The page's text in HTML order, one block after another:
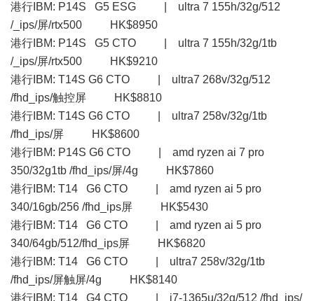
港行IBM: P14S G5 ESG | ultra 7 155h/32g/512
/_ips/屏/rtx500 HK$8950
港行IBM: P14S G5 CTO | ultra 7 155h/32g/1tb
/_ips/屏/rtx500 HK$9210
港行IBM: T14S G6 CTO | ultra7 268v/32g/512
/fhd_ips/触控屏 HK$8810
港行IBM: T14S G6 CTO | ultra7 258v/32g/1tb
/fhd_ips/屏 HK$8600
港行IBM: P14S G6 CTO | amd ryzen ai 7 pro
350/32g1tb /fhd_ips/屏/4g HK$7860
港行IBM: T14 G6 CTO | amd ryzen ai 5 pro
340/16gb/256 /fhd_ips屏 HK$5430
港行IBM: T14 G6 CTO | amd ryzen ai 5 pro
340/64gb/512/fhd_ips屏 HK$6820
港行IBM: T14 G6 CTO | ultra7 258v/32g/1tb
/fhd_ips/屏触屏/4g HK$8140
港行IBM: T14 G4 CTO | i7-1365u/32g/512 /fhd_ips/